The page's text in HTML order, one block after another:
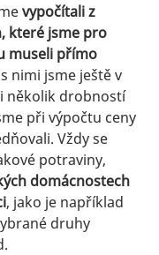
vypočítali z
které jsme pro
museli přímo
nimi jsme ještě v
několik drobností
při výpočtu ceny
Vždy se
potraviny,
domácnostech
, jako je například
druhy